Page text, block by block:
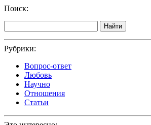
Поиск:
Найти
Рубрики:
Вопрос-ответ
Любовь
Научно
Отношения
Статьи